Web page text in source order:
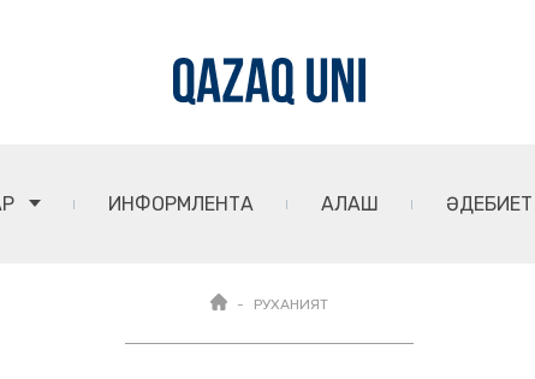
ИНФОРМЛЕНТА АЛАШ ӘДЕБИЕТ
РУХАНИЯТ